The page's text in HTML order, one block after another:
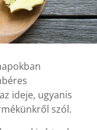
ideje, ugyanis
szól.